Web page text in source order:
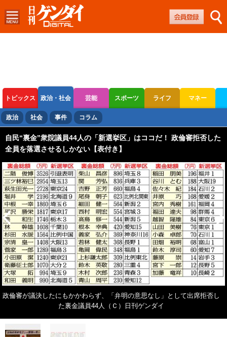
トピックス 政治・社会 芸能 スポーツ ライフ マネー
ボートレース 競輪 オートレース
政治 社会 事件 コラム
自民“裏金”衆院議員44人の「新選挙区」はココだ！ 政倫審拒否した
全員を落選させるしかない【表付き】
政倫審が議決したにもかかわらず、「弁明の意思なし」として出席拒否し
た裏金議員44人（Ｃ）日刊ゲンダイ